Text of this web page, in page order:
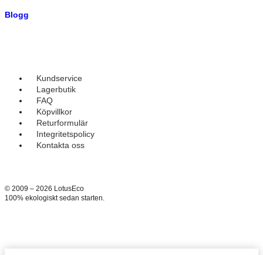
Blogg
Kundservice
Lagerbutik
FAQ
Köpvillkor
Returformulär
Integritetspolicy
Kontakta oss
© 2009 – 2026 LotusEco
100% ekologiskt sedan starten.